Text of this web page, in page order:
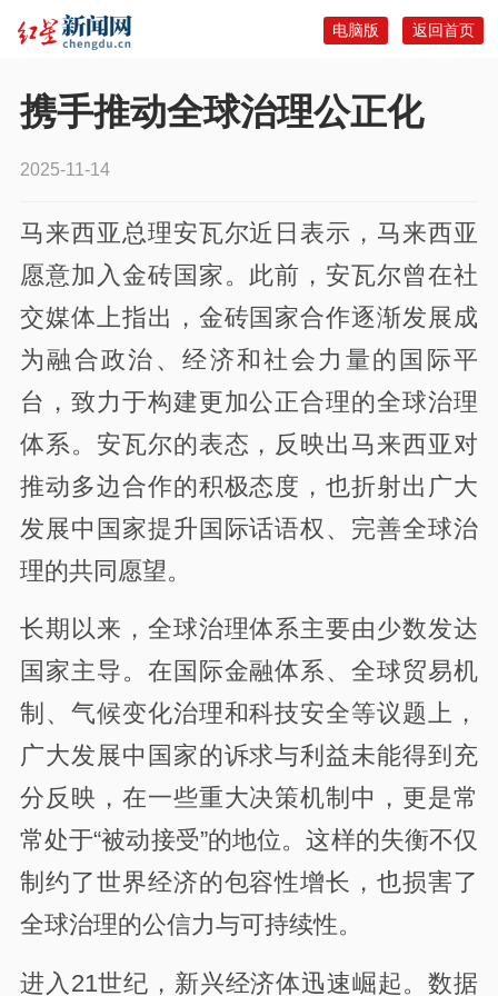
返回首页
电脑版
携手推动全球治理公正化
2025-11-14
马来西亚总理安瓦尔近日表示，马来西亚
愿意加入金砖国家。此前，安瓦尔曾在社
交媒体上指出，金砖国家合作逐渐发展成
为融合政治、经济和社会力量的国际平
台，致力于构建更加公正合理的全球治理
体系。安瓦尔的表态，反映出马来西亚对
推动多边合作的积极态度，也折射出广大
发展中国家提升国际话语权、完善全球治
理的共同愿望。
长期以来，全球治理体系主要由少数发达
国家主导。在国际金融体系、全球贸易机
制、气候变化治理和科技安全等议题上，
广大发展中国家的诉求与利益未能得到充
分反映，在一些重大决策机制中，更是常
常处于“被动接受”的地位。这样的失衡不仅
制约了世界经济的包容性增长，也损害了
全球治理的公信力与可持续性。
进入21世纪，新兴经济体迅速崛起。数据